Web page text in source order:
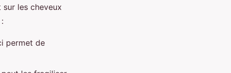
les cheveux
permet de